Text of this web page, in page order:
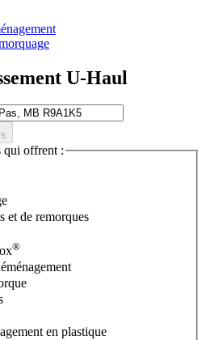
U-Haul
qui offrent :
et de remorques
®
en plastique